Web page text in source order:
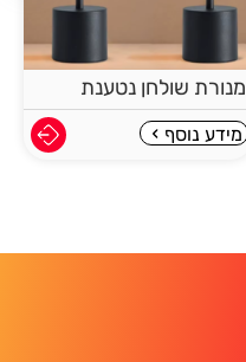
מנורת שולחן נטענת
מידע נוסף